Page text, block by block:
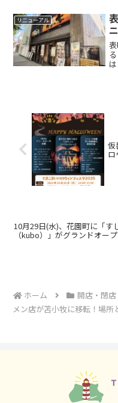
リニューアル
仮
ロ
10月29日(水)、花園町に「す
（kubo）」がグランドオープ
ホーム 開店・閉店
メン店が苫小牧に移転！場